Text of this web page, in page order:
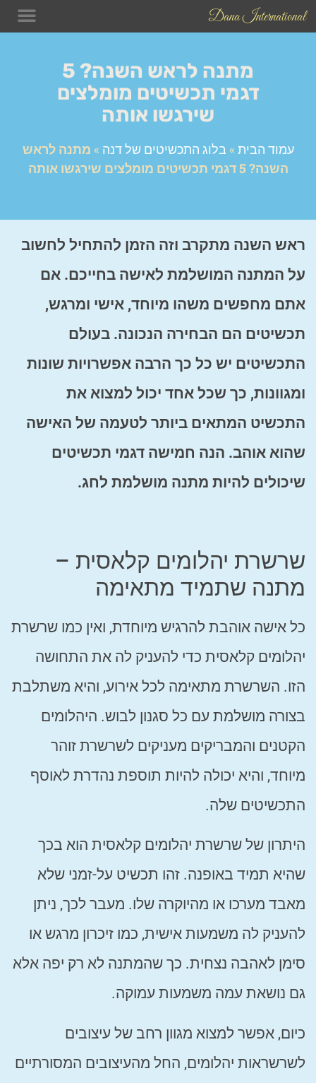
Dana International
מתנה לראש השנה? 5
דגמי תכשיטים מומלצים
שירגשו אותה
עמוד הבית » בלוג התכשיטים של דנה » מתנה לראש
השנה? 5 דגמי תכשיטים מומלצים שירגשו אותה
ראש השנה מתקרב וזה הזמן להתחיל לחשוב
על המתנה המושלמת לאישה בחייכם. אם
אתם מחפשים משהו מיוחד, אישי ומרגש,
תכשיטים הם הבחירה הנכונה. בעולם
התכשיטים יש כל כך הרבה אפשרויות שונות
ומגוונות, כך שכל אחד יכול למצוא את
התכשיט המתאים ביותר לטעמה של האישה
שהוא אוהב. הנה חמישה דגמי תכשיטים
שיכולים להיות מתנה מושלמת לחג.
שרשרת יהלומים קלאסית –
מתנה שתמיד מתאימה
כל אישה אוהבת להרגיש מיוחדת, ואין כמו שרשרת
יהלומים קלאסית כדי להעניק לה את התחושה
הזו. השרשרת מתאימה לכל אירוע, והיא משתלבת
בצורה מושלמת עם כל סגנון לבוש. היהלומים
הקטנים והמבריקים מעניקים לשרשרת זוהר
מיוחד, והיא יכולה להיות תוספת נהדרת לאוסף
התכשיטים שלה.
היתרון של שרשרת יהלומים קלאסית הוא בכך
שהיא תמיד באופנה. זהו תכשיט על-זמני שלא
מאבד מערכו או מהיוקרה שלו. מעבר לכך, ניתן
להעניק לה משמעות אישית, כמו זיכרון מרגש או
סימן לאהבה נצחית. כך שהמתנה לא רק יפה אלא
גם נושאת עמה משמעות עמוקה.
כיום, אפשר למצוא מגוון רחב של עיצובים
לשרשראות יהלומים, החל מהעיצובים המסורתיים